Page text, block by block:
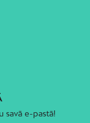
savā e-pastā!